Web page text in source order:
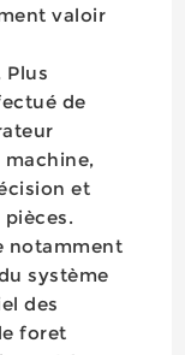
valoir
Plus
de
machine,
et
pièces.
notamment
système
des
foret